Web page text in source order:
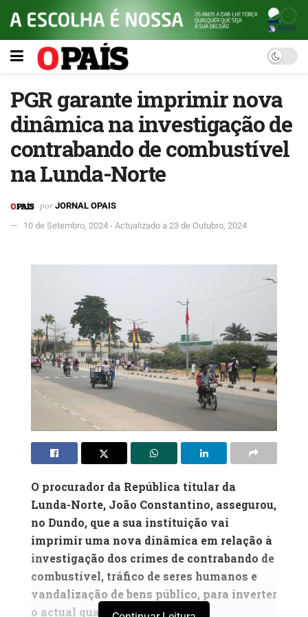
PGR garante imprimir nova
dinâmica na investigação de
contrabando de combustível
na Lunda-Norte
por JORNAL OPAIS
10 de Setembro, 2024 - Actualizado a 23 de Outubro, 2024
O procurador da República titular da
Lunda-Norte, João Constantino, assegurou,
no Dundo, que a sua instituição vai
imprimir uma nova dinâmica em relação à
investigação dos crimes de contrabando de
combustível, tráfico de seres humanos e
vandalização de bens público, para inverter
o actual quadro